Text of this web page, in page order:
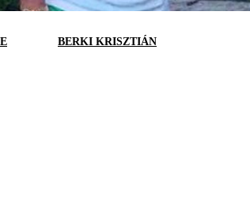
BERKI KRISZTIÁN